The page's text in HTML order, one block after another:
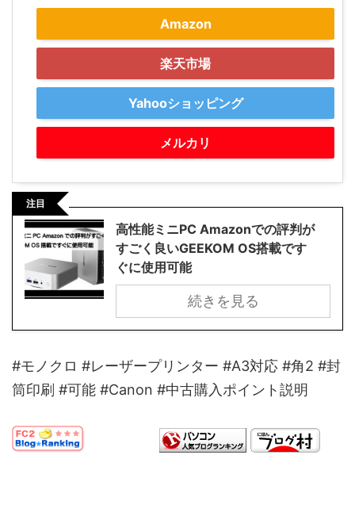
Amazon
楽天市場
Yahooショッピング
メルカリ
注目
高性能ミニPC Amazonでの評判が
すごく良いGEEKOM OS搭載です
ぐに使用可能
続きを見る
#モノクロ #レーザープリンター #A3対応 #角2 #封
筒印刷 #可能 #Canon #中古購入ポイント説明